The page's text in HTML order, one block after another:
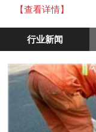
【查看详情】
行业新闻